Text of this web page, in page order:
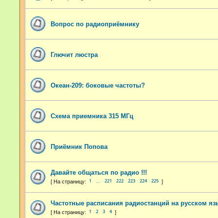
Вопрос по радиоприёмнику
Глючит люстра
Океан-209: боковые частоты?
Схема приемника 315 МГц
Приёмник Попова
Давайте общаться по радио !!!
1 221 222 223 224 225
Частотные расписания радиостанций на русском
1 2 3 4